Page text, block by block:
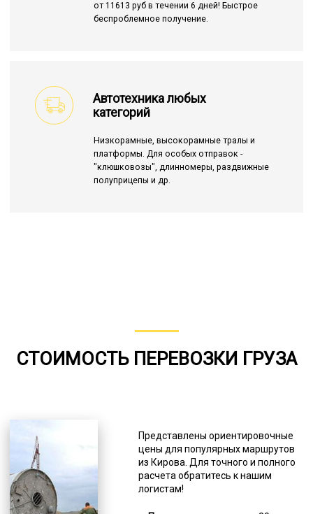
от 11613 руб в течении 6 дней! Быстрое
беспроблемное получение.
Автотехника любых
категорий
Низкорамные, высокорамные тралы и
платформы. Для особых отправок -
"клюшковозы", длинномеры, раздвижные
полуприцепы и др.
СТОИМОСТЬ ПЕРЕВОЗКИ ГРУЗА
Представлены ориентировочные
цены для популярных маршрутов
из Кирова. Для точного и полного
расчета обратитесь к нашим
логистам!